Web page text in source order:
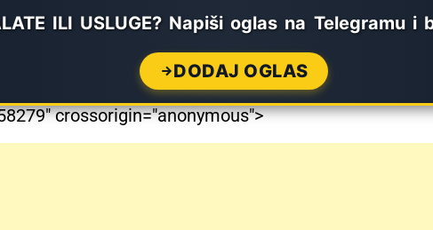
ILI USLUGE? Napiši oglas na Telegramu
DODAJ OGLAS
crossorigin="anonymous">